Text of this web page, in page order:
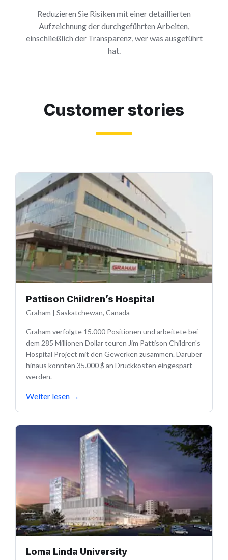
Reduzieren Sie Risiken mit einer detaillierten
Aufzeichnung der durchgeführten Arbeiten,
einschließlich der Transparenz, wer was ausgeführt
hat.
Customer stories
Pattison Children’s Hospital
Graham | Saskatchewan, Canada
Graham verfolgte 15.000 Positionen und arbeitete bei
dem 285 Millionen Dollar teuren Jim Pattison Children's
Hospital Project mit den Gewerken zusammen. Darüber
hinaus konnten 35.000 $ an Druckkosten eingespart
werden.
Weiter lesen →
Loma Linda University